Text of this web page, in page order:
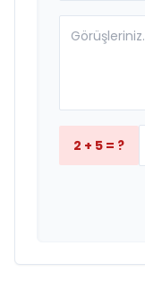
2 + 5 = ?